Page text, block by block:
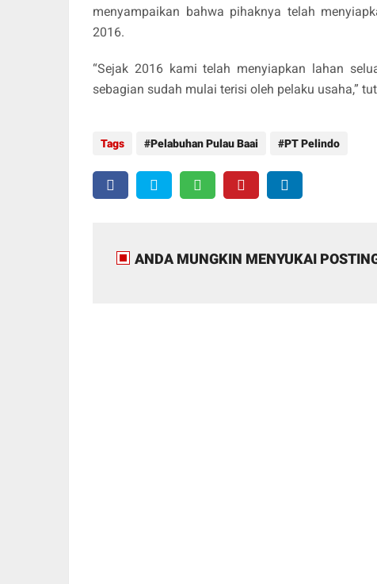
menyampaikan bahwa pihaknya telah
2016.
“Sejak 2016 kami telah menyiapkan lahan
sebagian sudah mulai terisi oleh pelaku usaha,”
Tags Pelabuhan Pulau Baai PT Pelindo
ANDA MUNGKIN MENYUKAI